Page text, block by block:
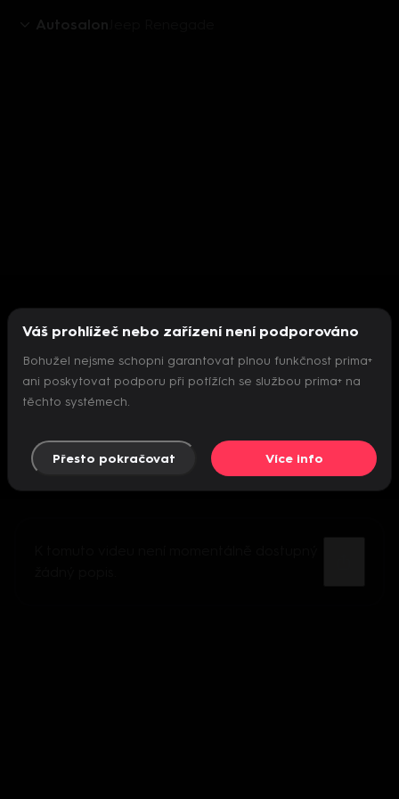
Autosalon
Nepodařilo se inicializovat přehrávač
Váš prohlížeč nebo zařízení není podporováno
Bohužel nejsme schopni garantovat plnou funkčnost prima+
ani poskytovat podporu při potížích se službou prima+ na
těchto systémech.
Přesto pokračovat Více info